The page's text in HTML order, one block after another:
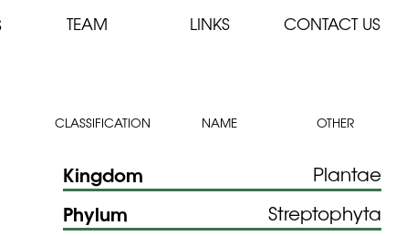
TEAM LINKS CONTACT US
CLASSIFICATION NAME OTHER
Kingdom Plantae
Phylum Streptophyta